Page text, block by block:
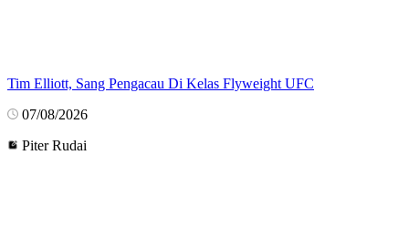
Tim Elliott, Sang Pengacau Di Kelas Flyweight UFC
07/08/2026
Piter Rudai